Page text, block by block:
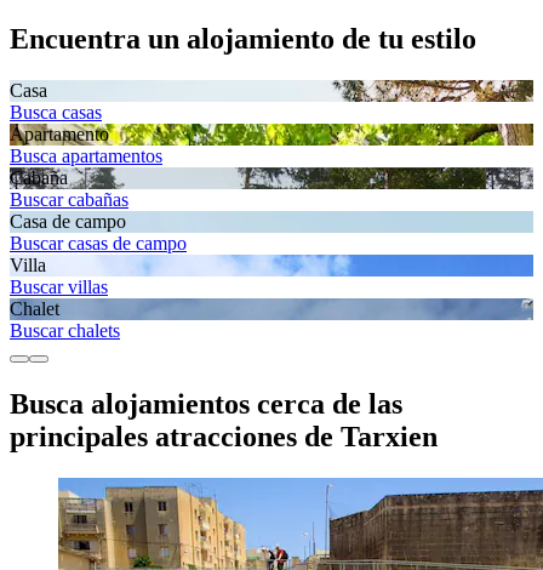
Encuentra un alojamiento de tu estilo
Casa
Busca casas
Apartamento
Busca apartamentos
Cabaña
Buscar cabañas
Casa de campo
Buscar casas de campo
Villa
Buscar villas
Chalet
Buscar chalets
Busca alojamientos cerca de las
principales atracciones de Tarxien